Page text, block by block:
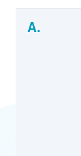
A.